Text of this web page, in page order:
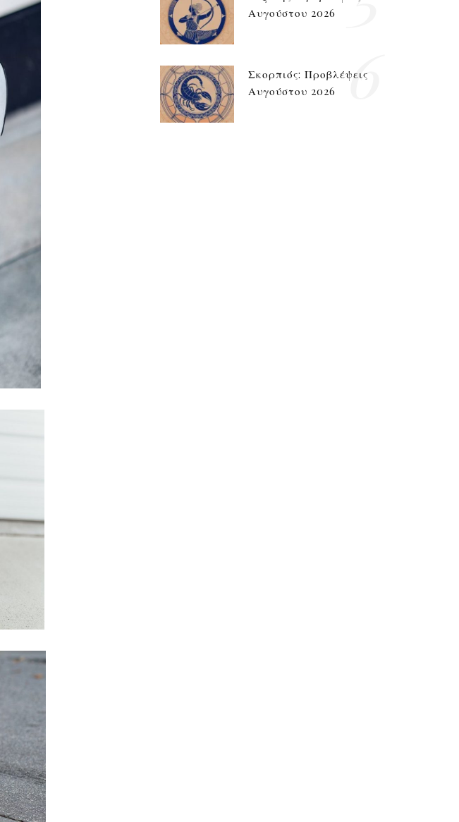
Αυγούστου 2026
Σκορπιός: Προβλέψεις
Αυγούστου 2026
6